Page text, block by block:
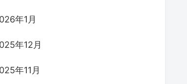
年1月
年12月
年11月